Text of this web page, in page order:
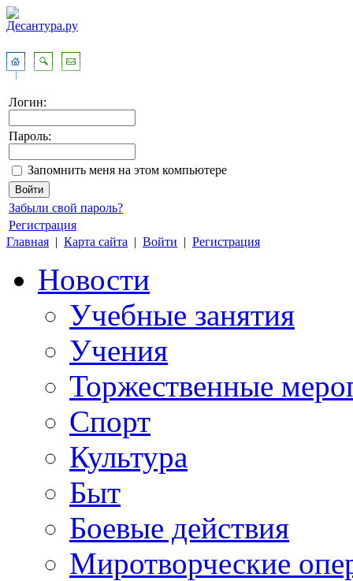
Логин:
Пароль:
Запомнить меня на этом компьютере
Забыли свой пароль?
Регистрация
Главная | Карта сайта | Войти | Регистрация
Новости
Учебные занятия
Учения
Торжественные
Спорт
Культура
Быт
Боевые действия
Миротворческие